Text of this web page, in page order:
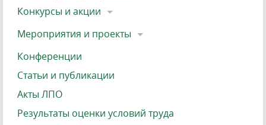
Конкурсы и акции
Мероприятия и проекты
Конференции
Статьи и публикации
Акты ЛПО
Результаты оценки условий труда